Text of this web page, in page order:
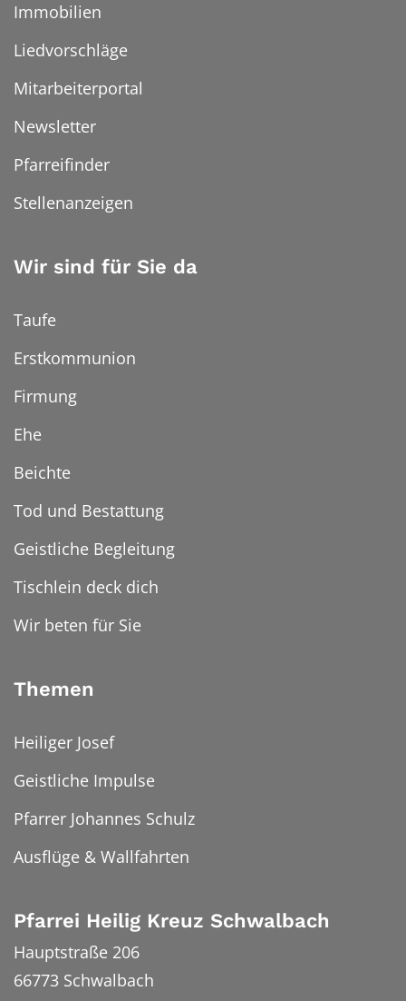
Immobilien
Liedvorschläge
Mitarbeiterportal
Newsletter
Pfarreifinder
Stellenanzeigen
Wir sind für Sie da
Taufe
Erstkommunion
Firmung
Ehe
Beichte
Tod und Bestattung
Geistliche Begleitung
Tischlein deck dich
Wir beten für Sie
Themen
Heiliger Josef
Geistliche Impulse
Pfarrer Johannes Schulz
Ausflüge & Wallfahrten
Pfarrei Heilig Kreuz Schwalbach
Hauptstraße 206
66773 Schwalbach